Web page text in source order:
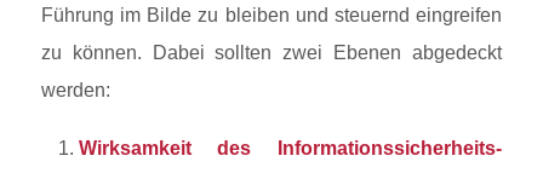
Führung im Bilde zu bleiben und steuernd eingreifen
zu können. Dabei sollten zwei Ebenen abgedeckt
werden:
Wirksamkeit des Informationssicherheits-